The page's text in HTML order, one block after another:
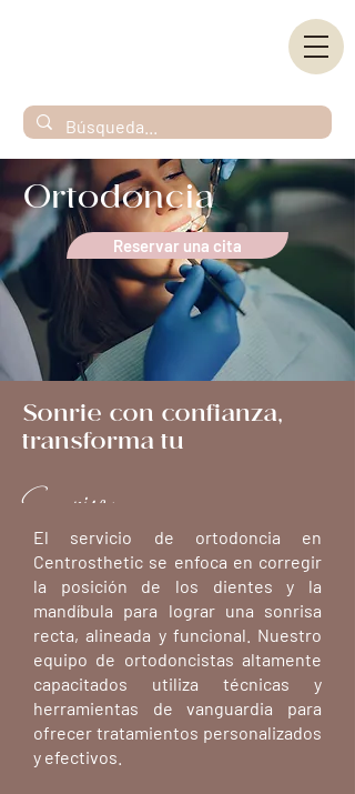
Ortodoncia
Reservar una cita
Sonrie con confianza,
transforma tu
Sonrisa
El servicio de ortodoncia en
Centrosthetic se enfoca en corregir
la posición de los dientes y la
mandíbula para lograr una sonrisa
recta, alineada y funcional. Nuestro
equipo de ortodoncistas altamente
capacitados utiliza técnicas y
herramientas de vanguardia para
ofrecer tratamientos personalizados
y efectivos.